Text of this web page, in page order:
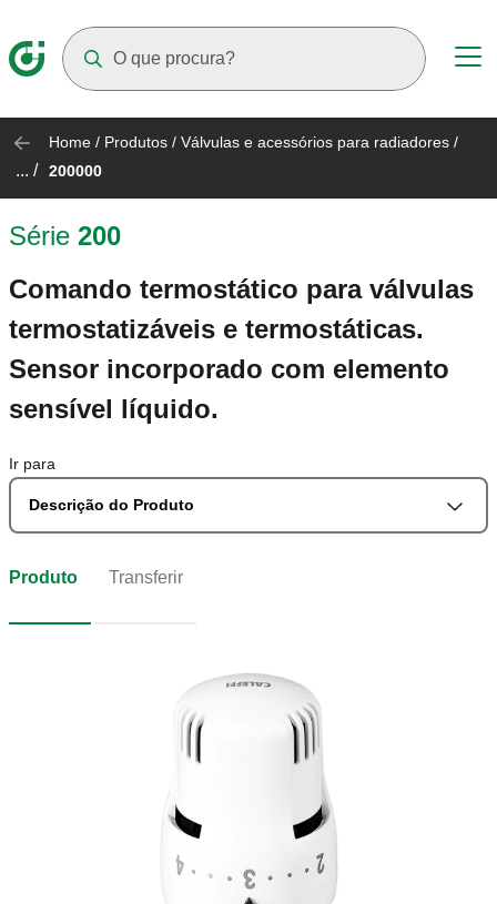
Home / Produtos / Válvulas e acessórios para radiadores /
... / 200000
Série 200
Comando termostático para válvulas
termostatizáveis e termostáticas.
Sensor incorporado com elemento
sensível líquido.
Ir para
Descrição do Produto
Produto Transferir